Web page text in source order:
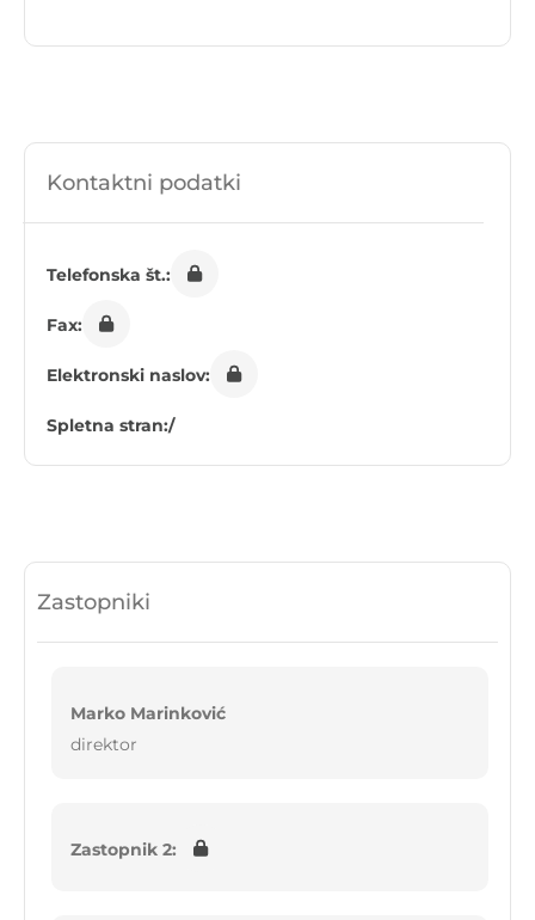
Kontaktni podatki
Telefonska št.:
Fax:
Elektronski naslov:
Spletna stran:/
Zastopniki
Marko Marinković
direktor
Zastopnik 2: